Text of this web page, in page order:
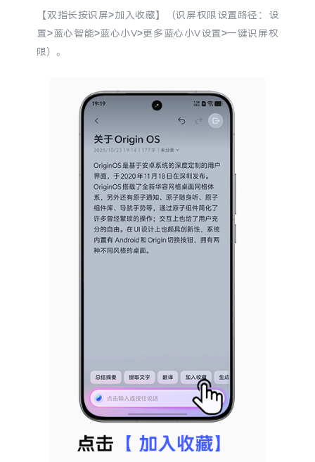
【双指长按识屏>加入收藏】（识屏权限设置路径：设
置>蓝心智能>蓝心小V>更多蓝心小V设置>一键识屏权
限）。